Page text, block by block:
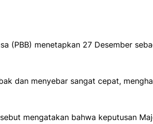
(PBB) menetapkan 27 Desember
dan menyebar sangat cepat,
mengatakan bahwa keputusan